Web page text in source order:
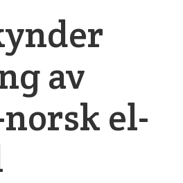
av
el-